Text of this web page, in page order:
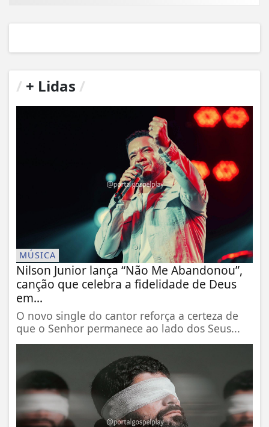
/ + Lidas /
MÚSICA
Nilson Junior lança “Não Me Abandonou”,
canção que celebra a fidelidade de Deus
em...
O novo single do cantor reforça a certeza de
que o Senhor permanece ao lado dos Seus...